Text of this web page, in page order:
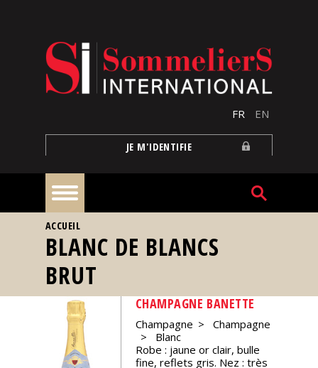
FR EN
JE M'IDENTIFIE
À
une
Reportages
Nos
événements
VOUS ÊTES ICI
ACCUEIL
BLANC DE BLANCS
BRUT
CHAMPAGNE BANETTE
Champagne
Champagne
Blanc
Robe : jaune or clair, bulle
fine, reflets gris. Nez : très